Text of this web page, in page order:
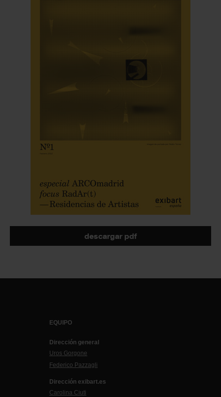
descargar pdf
EQUIPO
Dirección general
Uros Gorgone
Federico Pazzagli
Dirección exibart.es
Carolina Ciuti